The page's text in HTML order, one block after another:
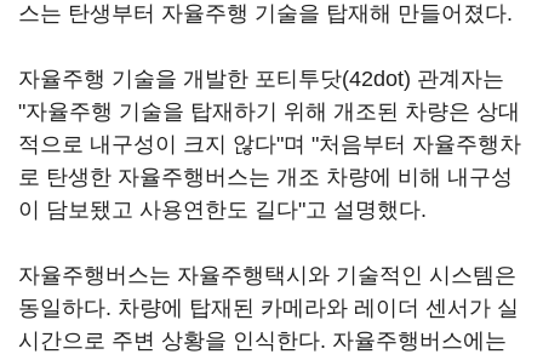
스는 탄생부터 자율주행 기술을 탑재해 만들어졌다.
자율주행 기술을 개발한 포티투닷(42dot) 관계자는
"자율주행 기술을 탑재하기 위해 개조된 차량은 상대
적으로 내구성이 크지 않다"며 "처음부터 자율주행차
로 탄생한 자율주행버스는 개조 차량에 비해 내구성
이 담보됐고 사용연한도 길다"고 설명했다.
자율주행버스는 자율주행택시와 기술적인 시스템은
동일하다. 차량에 탑재된 카메라와 레이더 센서가 실
시간으로 주변 상황을 인식한다. 자율주행버스에는